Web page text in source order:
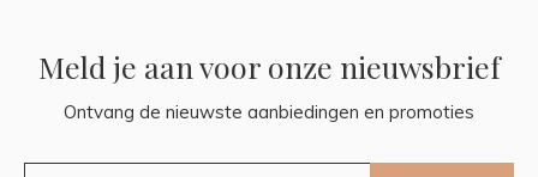
Meld je aan voor onze nieuwsbrief
Ontvang de nieuwste aanbiedingen en promoties